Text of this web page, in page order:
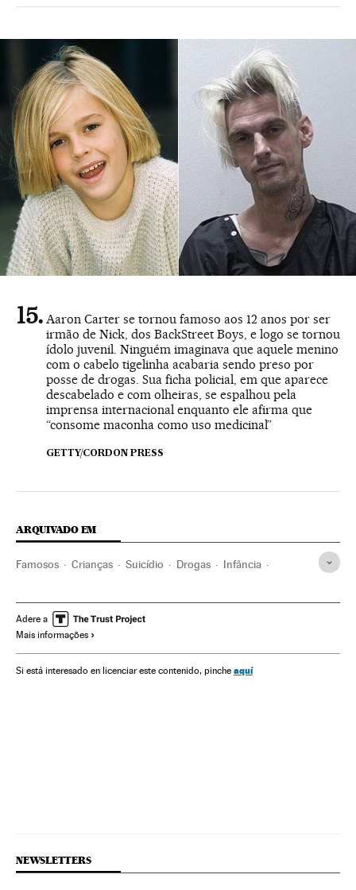
Aaron Carter se tornou famoso aos 12 anos por ser
irmão de Nick, dos BackStreet Boys, e logo se tornou
ídolo juvenil. Ninguém imaginava que aquele menino
com o cabelo tigelinha acabaria sendo preso por
posse de drogas. Sua ficha policial, em que aparece
descabelado e com olheiras, se espalhou pela
imprensa internacional enquanto ele afirma que
“consome maconha como uso medicinal”
GETTY/CORDON PRESS
ARQUIVADO EM
Famosos Crianças Suicídio Drogas Infância
Adere a
Mais informações
Si está interesado en licenciar este contenido, pinche aquí
NEWSLETTERS